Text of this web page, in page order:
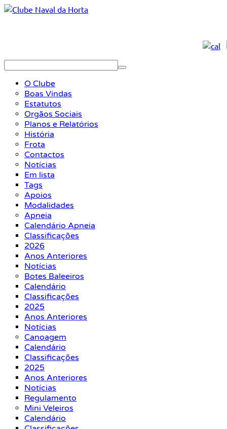
O Clube
Boas Vindas
Estatutos
Orgãos Sociais
Planos e Relatórios
História
Frota
Contactos
Notícias
Em lista
Tags
Apoios
Modalidades
Apneia
Calendário Apneia
Classificações
2026
Anos Anteriores
Notícias
Botes Baleeiros
Calendário
Classificações
2025
Anos Anteriores
Notícias
Canoagem
Calendário
Classificações
2025
Anos Anteriores
Notícias
Regulamento
Mini Veleiros
Calendário